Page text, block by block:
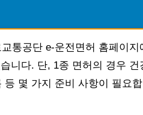
통공단 e-운전면허 홈페이지
니다. 단, 1종 면허의 경우 건
몇 가지 준비 사항이 필요